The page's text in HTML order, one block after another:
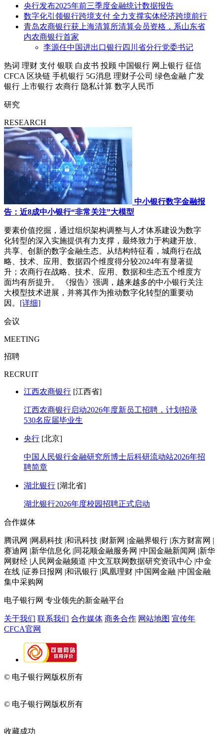
央行发布2025年前三季度金融统计数据报告
数字化引领银行跨境支付 全力支撑实体经济跨境前行
青岛农商银行获上海清算所清算会员资格，系山东省
内农商银行首家
李源任中国进出口银行四川省分行党委书记
热词 理财 支付 银联 白皮书 投顾 中国银行 网上银行 征信
CFCA 区块链 手机银行 5G消息 理财子公司 绿色金融 广发
银行
上市银行 农商行 隐私计算 数字人民币
研究
RESEARCH
中小银行数字金融报
告：近8成中小银行“非常关注”大模型
要素价值挖掘，通过组织架构调整与人才体系建设为数字
化转型的深入实施提供有力支撑，最终致力于构建开放、
共享、创新的数字金融生态。从结构特征看，城商行在战
略、技术、应用、数据四个维度得分较2024年有显著提
升；农商行在战略、技术、应用、数据和生态五个维度方
面均有所提升。 《报告》强调，越来越多的中小银行关注
大模型技术进展，并将其作为推动数字化转型的重要动
因。 [详细]
会议
MEETING
招聘
RECRUIT
江西农商银行 [江西省]
江西农商银行启动2026年度新员工招聘，计划招录
530名应届毕业生
央行 [北京]
中国人民银行金融研究所博士后科研流动站2026年招
聘简章
湖北银行 [湖北省]
湖北银行2026年度校园招聘正式启动
合作媒体
腾讯网 |网易科技 |和讯科技 |财新网 |金融界银行 |东方财富网 |
赛迪网 |新华信息化 |同花顺金融服务网 |中国金融新闻网 |新华
网财经 |人民网金融频道 |中文互联网数据研究资讯中心 |中金
在线 |证券日报网 |和讯银行 |凤凰理财 |中国网金融 |中国金融
集中采购网
电子银行网 专业领先的新金融平台
关于我们 联系我们 合作媒体 商务合作 网站地图 宣传年
CFCA官网
© 电子银行网版权所有
© 电子银行网版权所有
收藏成功